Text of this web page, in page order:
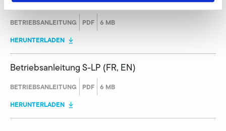
Betriebsanleitung S-LP (DE, EN)
BETRIEBSANLEITUNG PDF 6 MB
HERUNTERLADEN
Betriebsanleitung S-LP (FR, EN)
BETRIEBSANLEITUNG PDF 6 MB
HERUNTERLADEN